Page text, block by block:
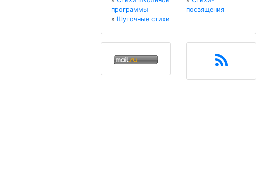
программы
посвящения
» Шуточные стихи